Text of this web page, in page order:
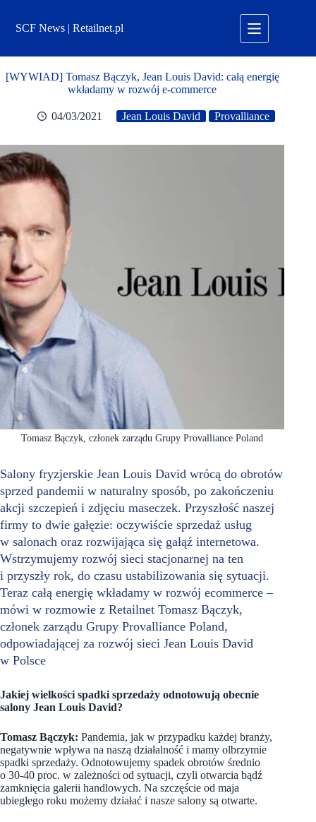
treściSCF News | Retailnet.pl
[WYWIAD] Tomasz Bączyk, Jean Louis David: całą energię
wkładamy w rozwój e-commerce
04/03/2021 Jean Louis David Provalliance
Tomasz Bączyk, członek zarządu Grupy Provalliance Poland
Salony fryzjerskie Jean Louis David wrócą do obrotów
sprzed pandemii w naturalny sposób, po zakończeniu
akcji szczepień i zdjęciu maseczek. Przyszłość naszej
firmy to dwie gałęzie: oczywiście sprzedaż usług
w salonach oraz rozwijająca się gałąź internetowa.
Wstrzymujemy rozwój sieci stacjonarnej na ten
i przyszły rok, do czasu ustabilizowania się sytuacji.
Teraz całą energię wkładamy w rozwój ecommerce –
mówi w rozmowie z Retailnet Tomasz Bączyk,
członek zarządu Grupy Provalliance Poland,
odpowiadającej za rozwój sieci Jean Louis David
w Polsce
Jakiej wielkości spadki sprzedaży odnotowują obecnie
salony Jean Louis David?
Tomasz Bączyk: Pandemia, jak w przypadku każdej branży,
negatywnie wpływa na naszą działalność i mamy olbrzymie
spadki sprzedaży. Odnotowujemy spadek obrotów średnio
o 30-40 proc. w zależności od sytuacji, czyli otwarcia bądź
zamknięcia galerii handlowych. Na szczęście od maja
ubiegłego roku możemy działać i nasze salony są otwarte.